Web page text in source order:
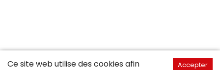
Ce site web utilise des cookies afin
Accepter